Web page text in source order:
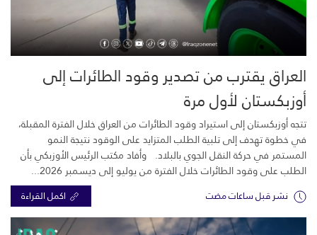
العراق يقترب من تصدير وقود الطائرات إلى
أوزبكستان لأول مرة
تتجه أوزبكستان إلى استيراد وقود الطائرات من العراق خلال الفترة المقبلة،
في خطوة تهدف إلى تلبية الطلب المتزايد على الوقود نتيجة النمو
المستمر في حركة النقل الجوي بالبلاد. وأفاد مكتب الرئيس الأوزبكي بأن
الطلب على وقود الطائرات خلال الفترة من يوليو إلى ديسمبر 2026...
نشر قبل ساعات مضت اكمل القراءة